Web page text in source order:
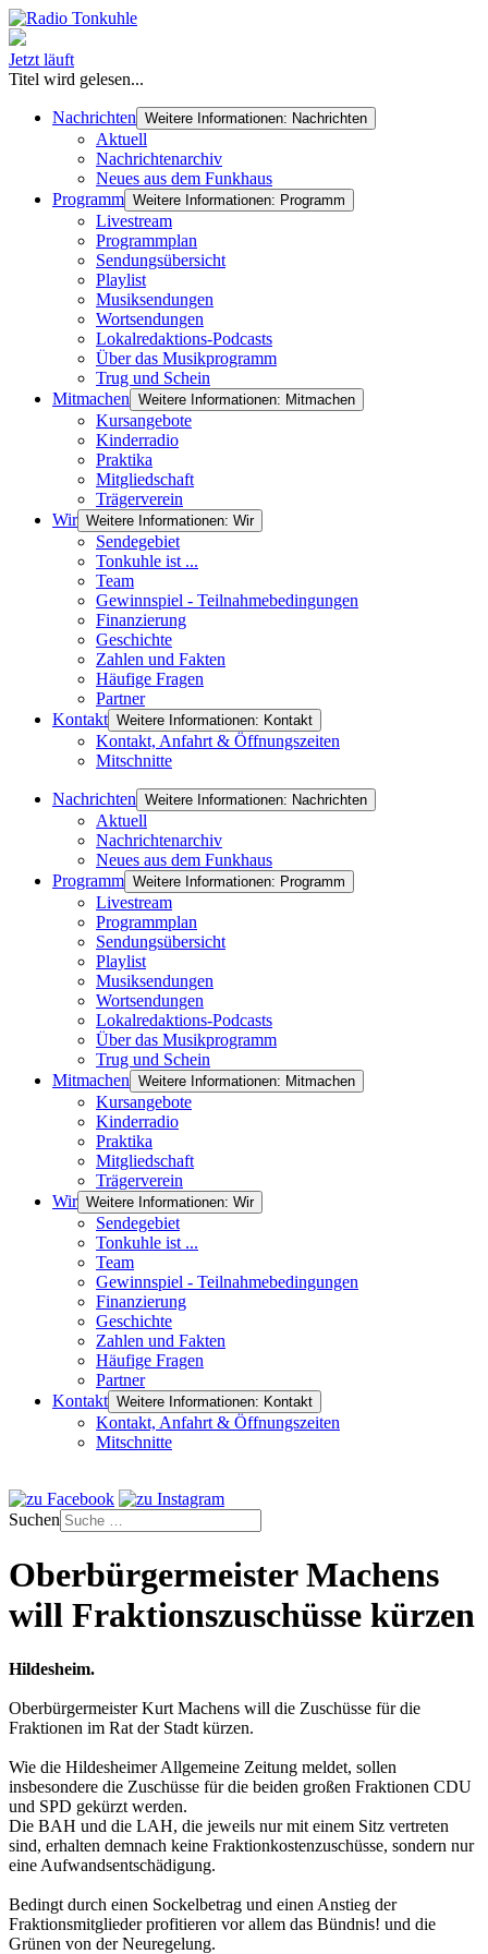
Jetzt läuft
Titel wird gelesen...
Nachrichten Weitere Informationen: Nachrichten
Aktuell
Nachrichtenarchiv
Neues aus dem Funkhaus
Programm Weitere Informationen: Programm
Livestream
Programmplan
Sendungsübersicht
Playlist
Musiksendungen
Wortsendungen
Lokalredaktions-Podcasts
Über das Musikprogramm
Trug und Schein
Mitmachen Weitere Informationen: Mitmachen
Kursangebote
Kinderradio
Praktika
Mitgliedschaft
Trägerverein
Wir Weitere Informationen: Wir
Sendegebiet
Tonkuhle ist ...
Team
Gewinnspiel - Teilnahmebedingungen
Finanzierung
Geschichte
Zahlen und Fakten
Häufige Fragen
Partner
Kontakt Weitere Informationen: Kontakt
Kontakt, Anfahrt & Öffnungszeiten
Mitschnitte
Nachrichten Weitere Informationen: Nachrichten
Aktuell
Nachrichtenarchiv
Neues aus dem Funkhaus
Programm Weitere Informationen: Programm
Livestream
Programmplan
Sendungsübersicht
Playlist
Musiksendungen
Wortsendungen
Lokalredaktions-Podcasts
Über das Musikprogramm
Trug und Schein
Mitmachen Weitere Informationen: Mitmachen
Kursangebote
Kinderradio
Praktika
Mitgliedschaft
Trägerverein
Wir Weitere Informationen: Wir
Sendegebiet
Tonkuhle ist ...
Team
Gewinnspiel - Teilnahmebedingungen
Finanzierung
Geschichte
Zahlen und Fakten
Häufige Fragen
Partner
Kontakt Weitere Informationen: Kontakt
Kontakt, Anfahrt & Öffnungszeiten
Mitschnitte
Suchen
Oberbürgermeister Machens
will Fraktionszuschüsse kürzen
Hildesheim.
Oberbürgermeister Kurt Machens will die Zuschüsse für die
Fraktionen im Rat der Stadt kürzen.
Wie die Hildesheimer Allgemeine Zeitung meldet, sollen
insbesondere die Zuschüsse für die beiden großen Fraktionen CDU
und SPD gekürzt werden.
Die BAH und die LAH, die jeweils nur mit einem Sitz vertreten
sind, erhalten demnach keine Fraktionkostenzuschüsse, sondern nur
eine Aufwandsentschädigung.
Bedingt durch einen Sockelbetrag und einen Anstieg der
Fraktionsmitglieder profitieren vor allem das Bündnis! und die
Grünen von der Neuregelung.